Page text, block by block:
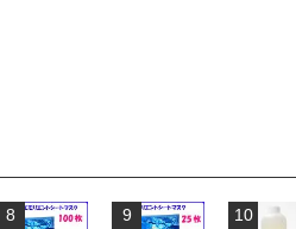
8 9 10